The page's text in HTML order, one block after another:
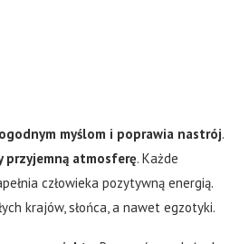
myślom i poprawia nastrój.
atmosferę. Każde
człowieka pozytywną energią.
krajów, słońca, a nawet egzotyki.